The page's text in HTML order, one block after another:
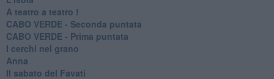
A teatro a teatro !
CABO VERDE - Seconda puntata
CABO VERDE - Prima puntata
I cerchi nel grano
Anna
Il sabato del Favati